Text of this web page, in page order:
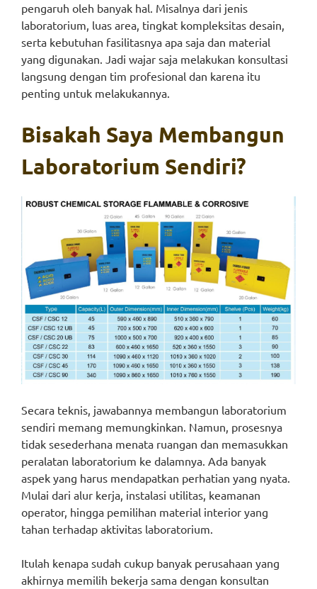
pengaruh oleh banyak hal. Misalnya dari jenis
laboratorium, luas area, tingkat kompleksitas desain,
serta kebutuhan fasilitasnya apa saja dan material
yang digunakan. Jadi wajar saja melakukan konsultasi
langsung dengan tim profesional dan karena itu
penting untuk melakukannya.
Bisakah Saya Membangun
Laboratorium Sendiri?
Secara teknis, jawabannya membangun laboratorium
sendiri memang memungkinkan. Namun, prosesnya
tidak sesederhana menata ruangan dan memasukkan
peralatan laboratorium ke dalamnya. Ada banyak
aspek yang harus mendapatkan perhatian yang nyata.
Mulai dari alur kerja, instalasi utilitas, keamanan
operator, hingga pemilihan material interior yang
tahan terhadap aktivitas laboratorium.
Itulah kenapa sudah cukup banyak perusahaan yang
akhirnya memilih bekerja sama dengan konsultan